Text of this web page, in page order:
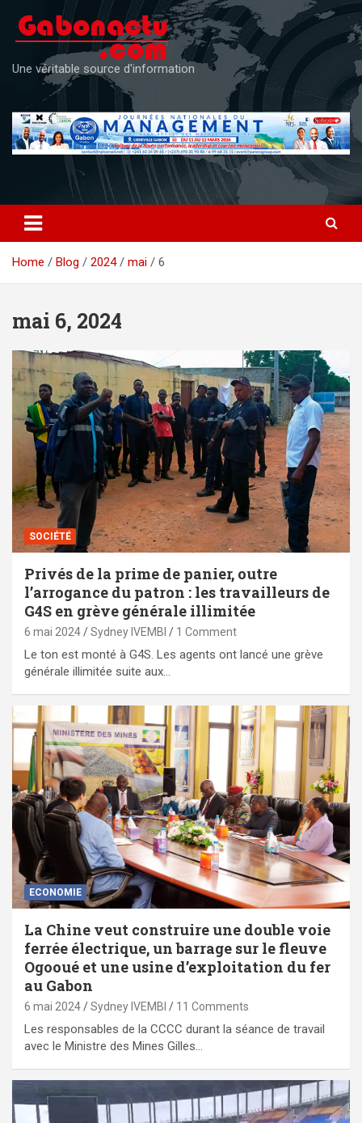
content
Une véritable source d'information
Home Blog 2024 mai 6
mai 6, 2024
SOCIÉTÉ
Privés de la prime de panier, outre
l’arrogance du patron : les travailleurs de
G4S en grève générale illimitée
6 mai 2024 Sydney IVEMBI 1 Comment
Le ton est monté à G4S. Les agents ont lancé une grève
générale illimitée suite aux…
ECONOMIE
La Chine veut construire une double voie
ferrée électrique, un barrage sur le fleuve
Ogooué et une usine d’exploitation du fer
au Gabon
6 mai 2024 Sydney IVEMBI 11 Comments
Les responsables de la CCCC durant la séance de travail
avec le Ministre des Mines Gilles…